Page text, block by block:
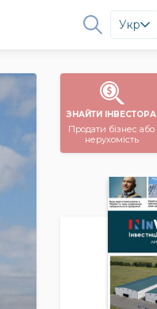
Укр
ЗНАЙТИ ІНВЕСТОРА
Продати бізнес або
нерухомість